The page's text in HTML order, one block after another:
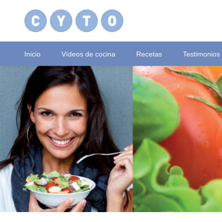
Inicio Vídeos de cocina Recetas Testimonios